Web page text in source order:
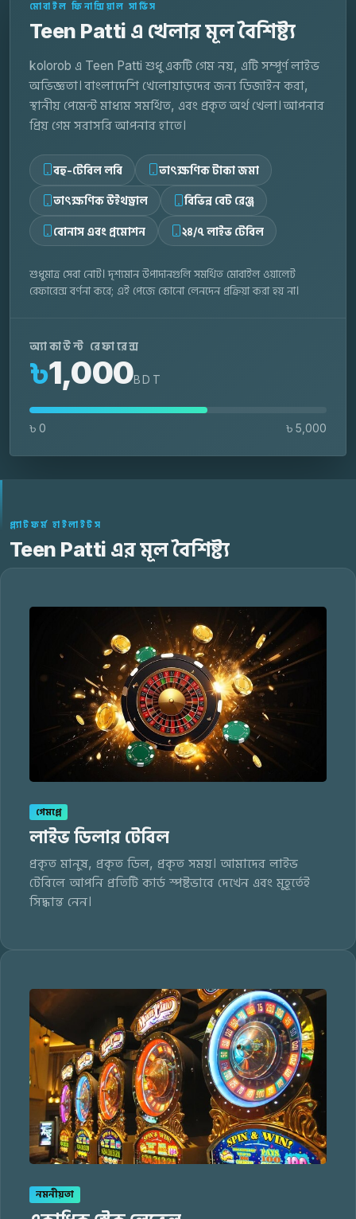
মোবাইল ফিনান্সিয়াল সার্ভিস
Teen Patti এ খেলার মূল বৈশিষ্ট্য
kolorob এ Teen Patti শুধু একটি গেম নয়, এটি সম্পূর্ণ লাইভ
অভিজ্ঞতা। বাংলাদেশি খেলোয়াড়দের জন্য ডিজাইন করা,
স্থানীয় পেমেন্ট মাধ্যম সমর্থিত, এবং প্রকৃত অর্থ খেলা। আপনার
প্রিয় গেম সরাসরি আপনার হাতে।
বহু-টেবিল লবি তাৎক্ষণিক টাকা জমা
তাৎক্ষণিক উইথড্রাল বিভিন্ন বেট রেঞ্জ
বোনাস এবং প্রমোশন ২৪/৭ লাইভ টেবিল
শুধুমাত্র সেবা নোট। দৃশ্যমান উপাদানগুলি সমর্থিত মোবাইল ওয়ালেট
রেফারেন্স বর্ণনা করে; এই পেজে কোনো লেনদেন প্রক্রিয়া করা হয় না।
অ্যাকাউন্ট রেফারেন্স
৳1,000BDT
৳ 0 ৳ 5,000
প্ল্যাটফর্ম হাইলাইটস
Teen Patti এর মূল বৈশিষ্ট্য
গেমপ্লে
লাইভ ডিলার টেবিল
প্রকৃত মানুষ, প্রকৃত ডিল, প্রকৃত সময়। আমাদের লাইভ
টেবিলে আপনি প্রতিটি কার্ড স্পষ্টভাবে দেখেন এবং মুহূর্তেই
সিদ্ধান্ত নেন।
নমনীয়তা